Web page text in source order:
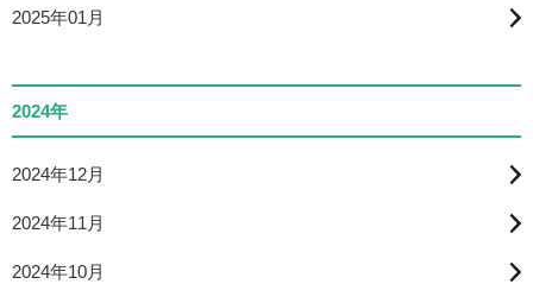
2025年01月
2024年
2024年12月
2024年11月
2024年10月